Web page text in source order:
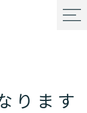
ります